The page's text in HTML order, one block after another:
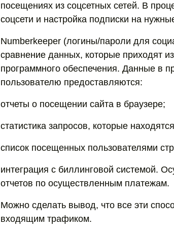
посещениях из соцсетных сетей. В
соцсети и настройка подписки на
Numberkeeper (логины/пароли для
сравнение данных, которые приходят
программного обеспечения. Данные в
пользователю предоставляются:
отчеты о посещении сайта в браузере;
статистика запросов, которые
список посещенных пользователями
интеграция с биллинговой системой.
отчетов по осуществленным платежам.
Можно сделать вывод, что все эти
входящим трафиком.